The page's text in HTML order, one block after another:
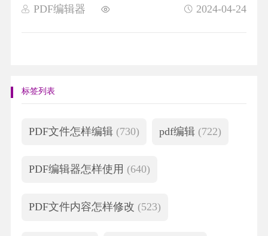
PDF编辑器 2024-04-24
标签列表
PDF文件怎样编辑 (730) pdf编辑 (722)
PDF编辑器怎样使用 (640)
PDF文件内容怎样修改 (523)